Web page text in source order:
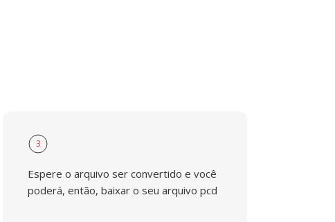
3
Espere o arquivo ser convertido e você
poderá, então, baixar o seu arquivo pcd